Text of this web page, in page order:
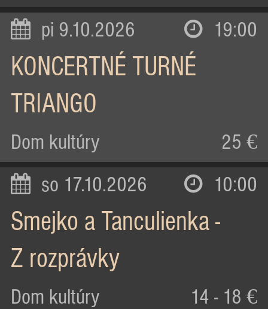
pi 9.10.2026 19:00
KONCERTNÉ TURNÉ
TRIANGO
Dom kultúry 25 €
so 17.10.2026 10:00
Smejko a Tanculienka -
Z rozprávky
Dom kultúry 14 - 18 €